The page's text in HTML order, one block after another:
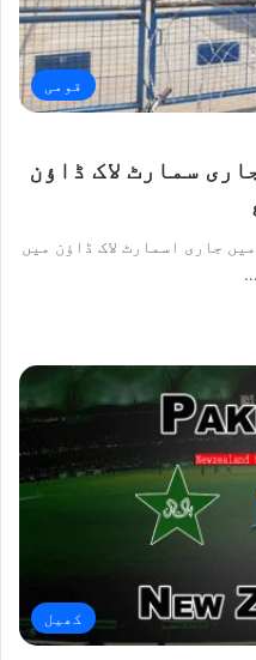
قومی
میں جاری سمارٹ لاک ڈاؤن
نے صوبے کے 11 اضلاع میں جاری اسمارٹ لاک ڈاؤن میں
کھیل